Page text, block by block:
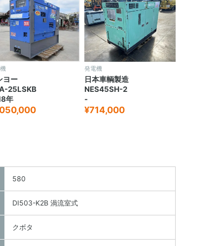
ヨー
25LSKB
年
発電機
日本車輌製造
NES45SH-2
-
¥714,000
580
DI503-K2B 渦流室式
クボタ